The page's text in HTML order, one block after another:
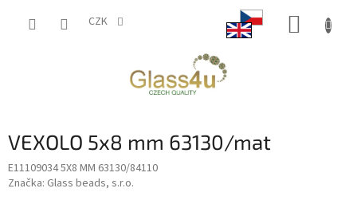
CZK
VEXOLO 5x8 mm 63130/mat
E11109034 5X8 MM 63130/84110
Značka: Glass beads, s.r.o.